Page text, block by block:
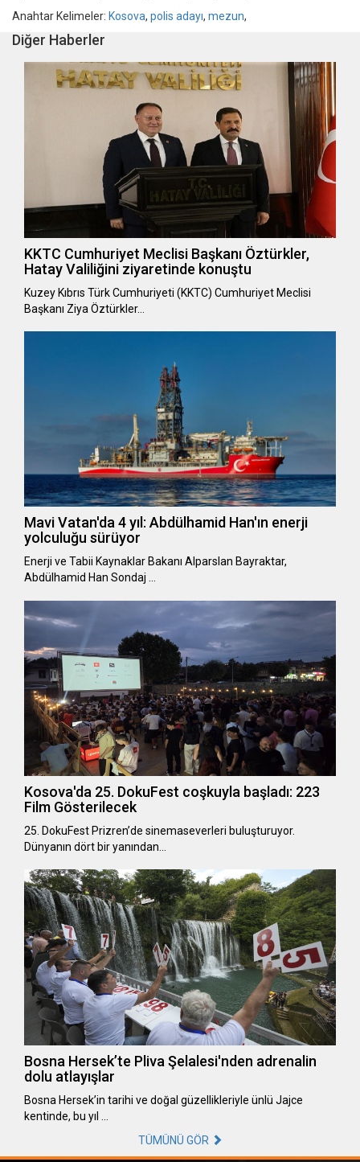
Anahtar Kelimeler: Kosova, polis adayı, mezun,
Diğer Haberler
KKTC Cumhuriyet Meclisi Başkanı Öztürkler,
Hatay Valiliğini ziyaretinde konuştu
Kuzey Kıbrıs Türk Cumhuriyeti (KKTC) Cumhuriyet Meclisi
Başkanı Ziya Öztürkler…
Mavi Vatan'da 4 yıl: Abdülhamid Han'ın enerji
yolculuğu sürüyor
Enerji ve Tabii Kaynaklar Bakanı Alparslan Bayraktar,
Abdülhamid Han Sondaj …
Kosova'da 25. DokuFest coşkuyla başladı: 223
Film Gösterilecek
25. DokuFest Prizren’de sinemaseverleri buluşturuyor.
Dünyanın dört bir yanından…
Bosna Hersek’te Pliva Şelalesi'nden adrenalin
dolu atlayışlar
Bosna Hersek’in tarihi ve doğal güzellikleriyle ünlü Jajce
kentinde, bu yıl …
TÜMÜNÜ GÖR